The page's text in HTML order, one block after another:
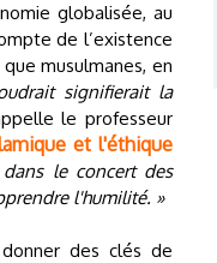
globalisée, au
de l’existence
musulmanes, en
signifierait la
le professeur
et l'éthique
le concert des
l'humilité. »
des clés de